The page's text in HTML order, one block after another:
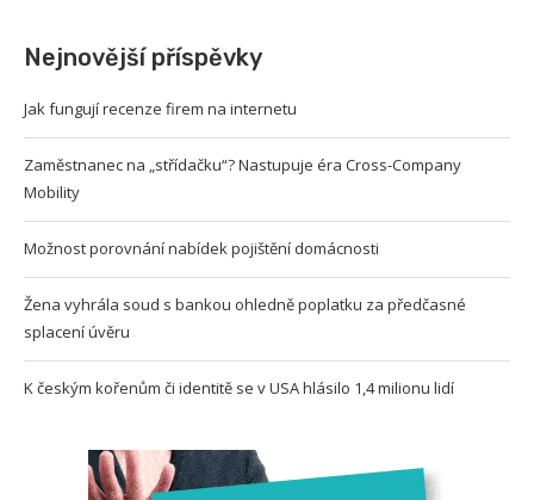
Nejnovější příspěvky
Jak fungují recenze firem na internetu
Zaměstnanec na „střídačku“? Nastupuje éra Cross-Company
Mobility
Možnost porovnání nabídek pojištění domácnosti
Žena vyhrála soud s bankou ohledně poplatku za předčasné
splacení úvěru
K českým kořenům či identitě se v USA hlásilo 1,4 milionu lidí